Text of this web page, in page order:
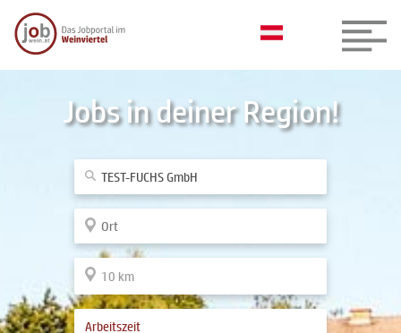
Jobs in deiner Region!